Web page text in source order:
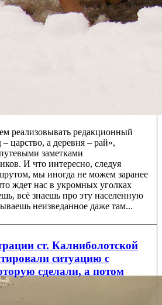
реализовывать редакционный
царство, а деревня – рай»,
заметками
И что интересно, следуя
мы иногда не можем заранее
ждет нас в укромных уголках
всё знаешь про эту населенную
неизведанное даже там...
ст. Калниболотской
ситуацию с
сделали, а потом